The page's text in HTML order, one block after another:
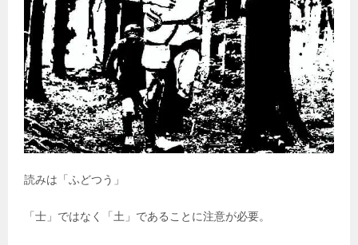
読みは「ふどつう」
「士」ではなく「土」であることに注意が必要。